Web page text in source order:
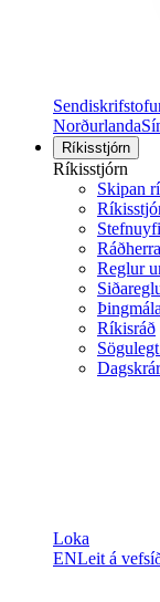
Norðurlanda
Ríkisstjórn
Ríkisstjórn
Skipan
Reglur
Ríkisráð
Loka
ENLeit á